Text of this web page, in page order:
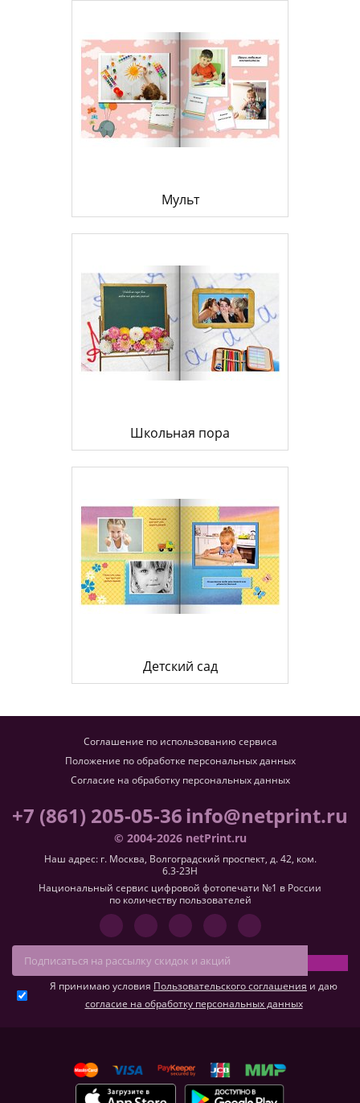
Мульт
Школьная пора
Детский сад
Соглашение по использованию сервиса
Положение по обработке персональных данных
Согласие на обработку персональных данных
+7 (861) 205-05-36info@netprint.ru
© 2004-2026 netPrint.ru
Наш адрес: г. Москва, Волгоградский проспект, д. 42, ком.
6.3-23H
Национальный сервис цифровой фотопечати №1 в России
по количеству пользователей
Я принимаю условия Пользовательского соглашения и даю
согласие на обработку персональных данных